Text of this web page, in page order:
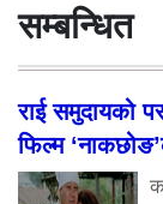
सम्बन्धित
राई समुदायको
फिल्म